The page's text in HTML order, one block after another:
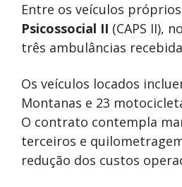
Entre os veículos
Psicossocial II (CAPS II),
três ambulâncias
Os veículos locados
Montanas e 23
O contrato contempla
terceiros e
redução dos custos